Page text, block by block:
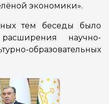
экономики».
тем беседы было
научно-
образовательных